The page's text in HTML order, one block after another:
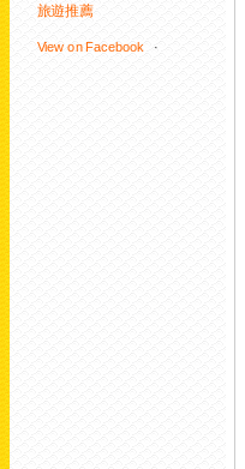
旅遊推薦
View on Facebook
·